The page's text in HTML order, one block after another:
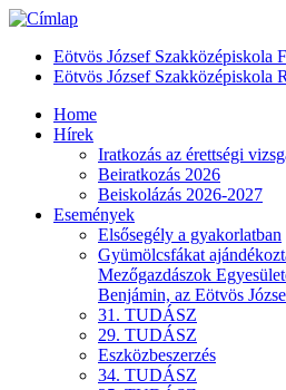
Eötvös József Szakközépiskola
Eötvös József Szakközépiskola
Home
Hírek
Iratkozás az érettségi
Beiratkozás 2026
Beiskolázás 2026-2027
Események
Elsősegély a gyakorlatban
Gyümölcsfákat
Mezőgazdászok
Benjámin, az Eötvös
31. TUDÁSZ
29. TUDÁSZ
Eszközbeszerzés
34. TUDÁSZ